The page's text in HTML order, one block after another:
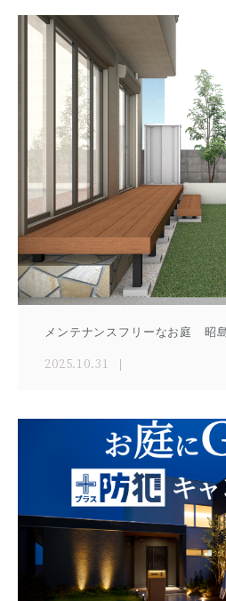
メンテナンスフリーなお庭 昭
2025.10.31